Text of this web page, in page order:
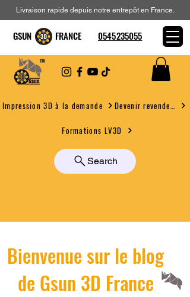
Impression 3D à la demande
Formations LV3D
Search
Livraison rapide depuis notre entrepôt en France.
GSUN FRANCE 0545235055
Bienvenue sur le blog
de Gsun 3D France